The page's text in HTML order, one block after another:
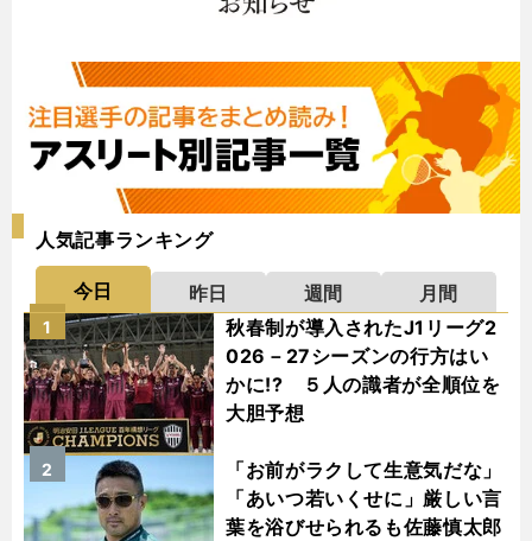
人気記事ランキング
今日 昨日 週間
月間
秋春制が導入されたJ1リーグ2
026－27シーズンの行方はい
かに!? ５人の識者が全順位を
大胆予想
1
「お前がラクして生意気だな」
「あいつ若いくせに」厳しい言
葉を浴びせられるも佐藤慎太郎
2